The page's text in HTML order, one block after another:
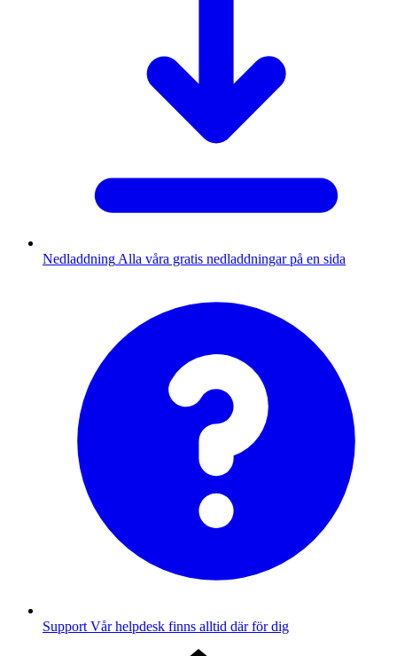
Nedladdning Alla våra gratis nedladdningar på en sida
Support Vår helpdesk finns alltid där för dig